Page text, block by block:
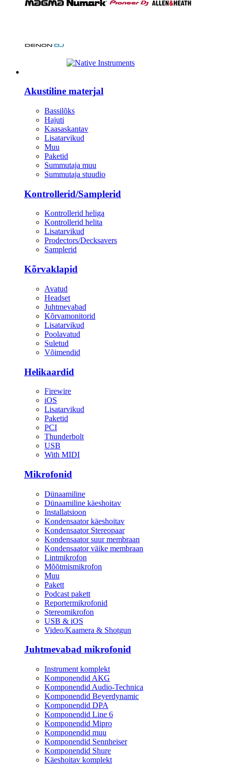
Akustiline materjal
Bassilõks
Hajuti
Kaasaskantav
Lisatarvikud
Muu
Paketid
Summutaja muu
Summutaja stuudio
Kontrollerid/Samplerid
Kontrollerid heliga
Kontrollerid helita
Lisatarvikud
Prodectors/Decksavers
Samplerid
Kõrvaklapid
Avatud
Headset
Juhtmevabad
Kõrvamonitorid
Lisatarvikud
Poolavatud
Suletud
Võimendid
Helikaardid
Firewire
iOS
Lisatarvikud
Paketid
PCI
Thunderbolt
USB
With MIDI
Mikrofonid
Dünaamiline
Dünaamiline käeshoitav
Installatsioon
Kondensaator käeshoitav
Kondensaator Stereopaar
Kondensaator suur membraan
Kondensaator väike membraan
Lintmikrofon
Mõõtmismikrofon
Muu
Pakett
Podcast pakett
Reportermikrofonid
Stereomikrofon
USB & iOS
Video/Kaamera & Shotgun
Juhtmevabad mikrofonid
Instrument komplekt
Komponendid AKG
Komponendid Audio-Technica
Komponendid Beyerdynamic
Komponendid DPA
Komponendid Line 6
Komponendid Mipro
Komponendid muu
Komponendid Sennheiser
Komponendid Shure
Käeshoitav komplekt